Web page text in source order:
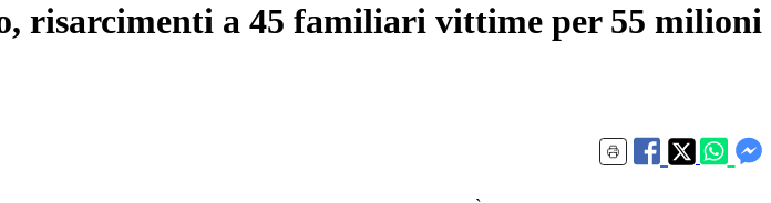
risarcimenti a 45 familiari vittime per 55 milioni